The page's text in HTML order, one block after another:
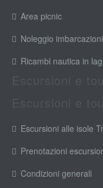
Area picnic
Noleggio imbarcazioni
Ricambi nautica in
Escursioni alle isole
Prenotazioni
Condizioni generali